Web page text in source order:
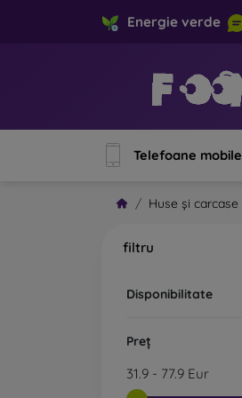
Energie verde
Telefoane mobile
Huse și carcase
filtru
Disponibilitate
Preț
31.9 - 77.9 Eur